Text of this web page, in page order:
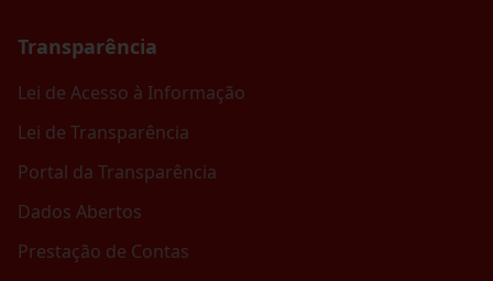
Transparência
Lei de Acesso à Informação
Lei de Transparência
Portal da Transparência
Dados Abertos
Prestação de Contas